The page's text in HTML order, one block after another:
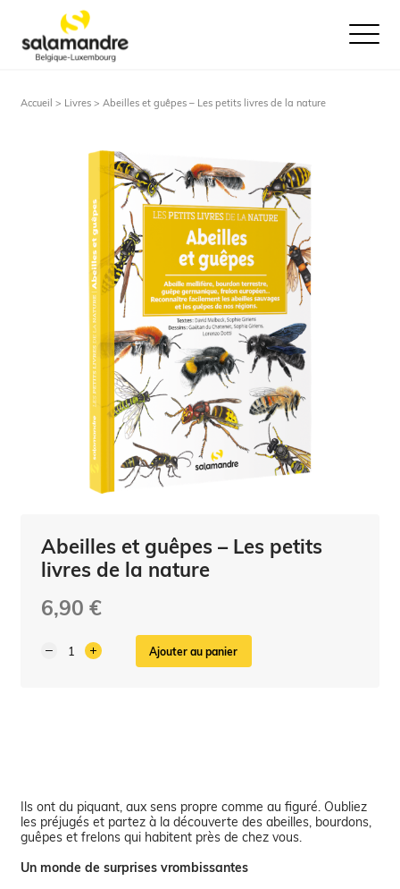
Ouvrir le
Accueil > Livres > Abeilles et guêpes – Les petits livres de la nature
Abeilles et guêpes – Les petits
livres de la nature
6,90 €
Ajouter au panier
Ils ont du piquant, aux sens propre comme au figuré. Oubliez
les préjugés et partez à la découverte des abeilles, bourdons,
guêpes et frelons qui habitent près de chez vous.
Un monde de surprises vrombissantes